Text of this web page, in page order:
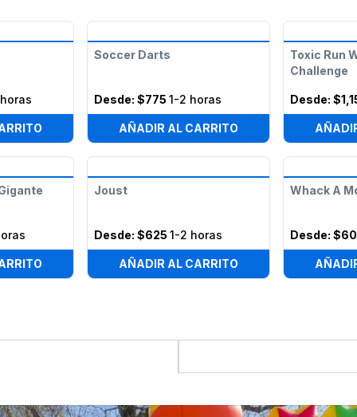
Soccer Darts
Desde: $775 1-2 horas
AÑADIR AL CARRITO
Toxic Run
Challenge
Desde:
Joust
Desde: $625 1-2 horas
AÑADIR AL CARRITO
Whack A
Desde: